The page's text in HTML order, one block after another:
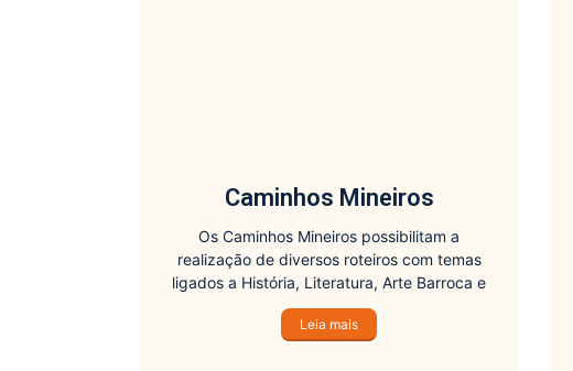
Caminhos Mineiros
Os Caminhos Mineiros possibilitam a
realização de diversos roteiros com temas
ligados a História, Literatura, Arte Barroca e
Contemporânea, Geografia, Geologia e Meio
Ambiente, entre outros.
Leia mais